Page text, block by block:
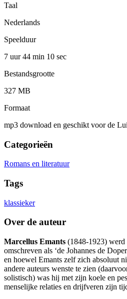
Taal
Nederlands
Speelduur
7 uur 44 min 10 sec
Bestandsgrootte
327 MB
Formaat
mp3 download en geschikt voor de
Categorieën
Romans en literatuur
Tags
klassieker
Over de auteur
Marcellus Emants (1848-1923)
omschreven als ‘de Johannes de
en hoewel Emants zelf zich absoluut
andere auteurs wenste te zien
solistisch) was hij met zijn koele en
menselijke relaties en drijfveren zijn